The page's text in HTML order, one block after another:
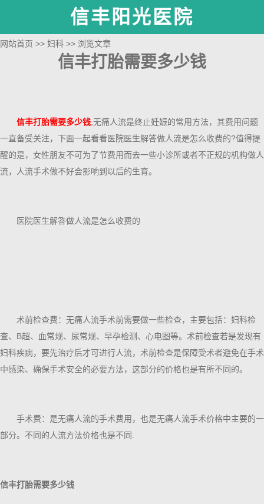
信丰阳光医院
网站首页 >> 妇科 >> 浏览文章
信丰打胎需要多少钱
信丰打胎需要多少钱 ,无痛人流是终止妊娠的常用方法，其费用问题
一直备受关注，下面一起看看医院医生解答做人流是怎么收费的?值得提
醒的是，女性朋友不可为了节费用而去一些小诊所或者不正规的机构做人
流，人流手术做不好会影响到以后的生育。
医院医生解答做人流是怎么收费的
术前检查费：无痛人流手术前需要做一些检查，主要包括：妇科检
查、B超、血常规、尿常规、早孕检测、心电图等。术前检查若是发现有
妇科疾病，要先治疗后才可进行人流，术前检查是保障受术者避免在手术
中感染、确保手术安全的必要方法，这部分的价格也是有所不同的。
手术费：是无痛人流的手术费用，也是无痛人流手术价格中主要的一
部分。不同的人流方法价格也是不同.
信丰打胎需要多少钱